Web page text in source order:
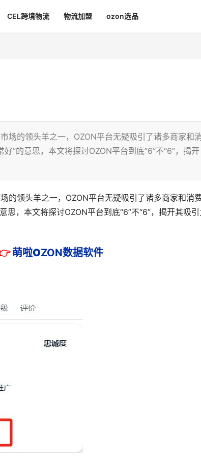
CEL跨境物流 物流加盟 ozon选品
场的领头羊之一，OZON平台无疑吸引了诸多商家和
”的意思，本文将探讨OZON平台到底“6”不“6”，揭开
的领头羊之一，OZON平台无疑吸引了诸多商家和消
思，本文将探讨OZON平台到底“6”不“6”，揭开其吸
萌啦OZON数据软件